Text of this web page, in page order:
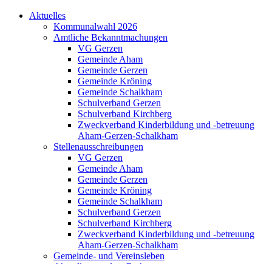
Aktuelles
Kommunalwahl 2026
Amtliche Bekanntmachungen
VG Gerzen
Gemeinde Aham
Gemeinde Gerzen
Gemeinde Kröning
Gemeinde Schalkham
Schulverband Gerzen
Schulverband Kirchberg
Zweckverband Kinderbildung und -betreuung
Aham-Gerzen-Schalkham
Stellenausschreibungen
VG Gerzen
Gemeinde Aham
Gemeinde Gerzen
Gemeinde Kröning
Gemeinde Schalkham
Schulverband Gerzen
Schulverband Kirchberg
Zweckverband Kinderbildung und -betreuung
Aham-Gerzen-Schalkham
Gemeinde- und Vereinsleben